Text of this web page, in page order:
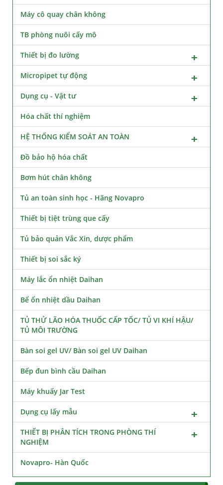
Máy cô quay chân không
TB phòng nuôi cấy mô
Thiết bị đo lường
Micropipet tự động
Dụng cụ - Vật tư
Hóa chất thí nghiệm
HỆ THỐNG KIỂM SOÁT AN TOÀN
Đồ bảo hộ hóa chất
Bơm hút chân không
Tủ an toàn sinh học - Hãng Novapro
Thiết bị tiệt trùng que cấy
Tủ bảo quản Vắc Xin, dược phẩm
Thiết bị soi sắc ký
Máy lắc ổn nhiệt Daihan
Bể ổn nhiệt dầu Daihan
TỦ THỬ LÃO HÓA THUỐC CẤP TỐC/ TỦ VI KHÍ HẬU/
TỦ MÔI TRƯỜNG
Bàn soi gel UV/ Bàn soi gel UV Daihan
Bếp đun bình cầu Daihan
Máy khuấy Jar Test
Dụng cụ lấy mẫu
THIẾT BỊ PHÂN TÍCH TRONG PHÒNG THÍ
NGHIỆM
Novapro- Hàn Quốc